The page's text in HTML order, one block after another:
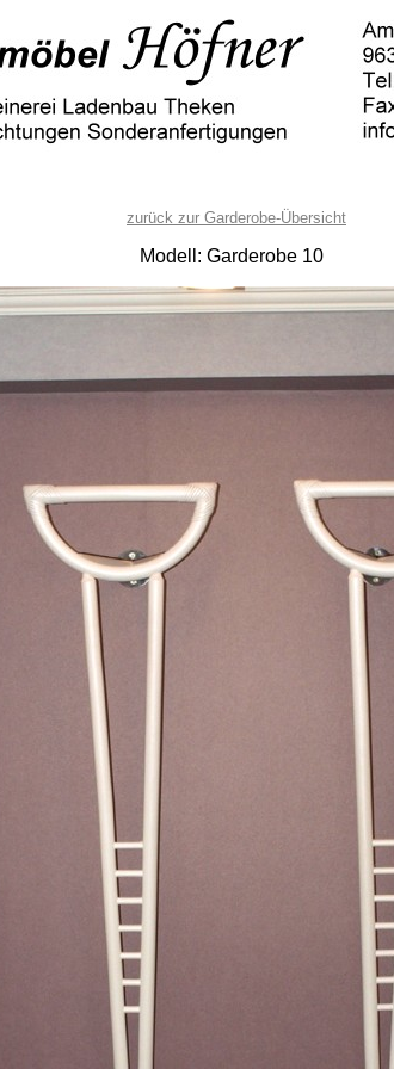
zurück zur Garderobe-Übersicht
Modell: Garderobe 10